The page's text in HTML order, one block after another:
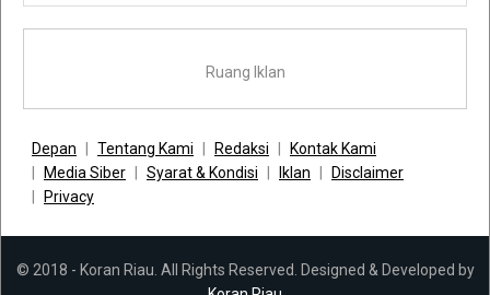
Ruang Iklan
Depan Tentang Kami Redaksi
Kontak Kami
Media Siber
Syarat & Kondisi Iklan
Disclaimer
Privacy
© 2018 - Koran Riau. All Rights Reserved. Designed & Developed by